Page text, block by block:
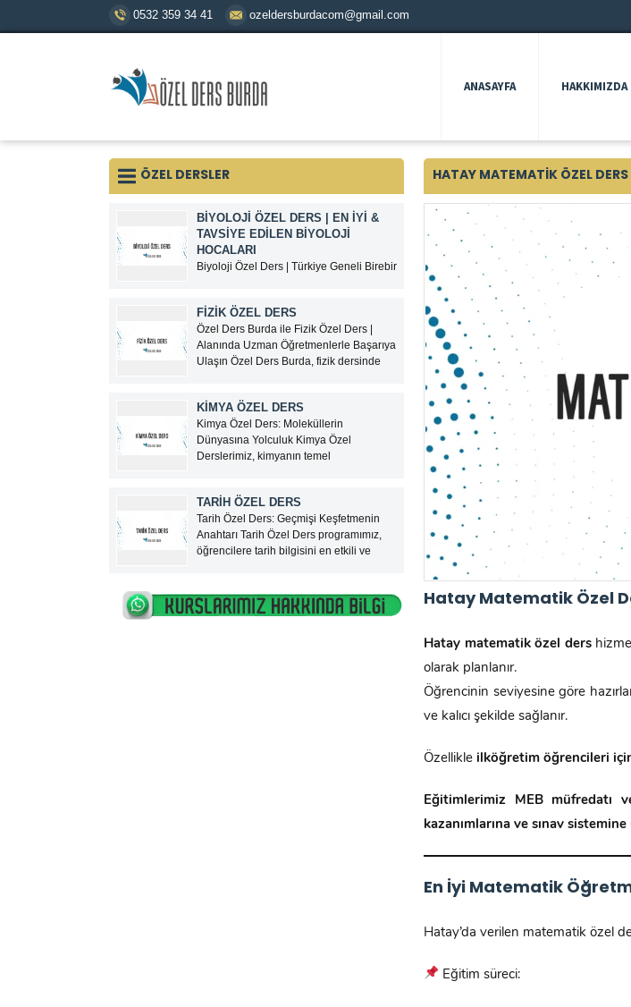
0532 359 34 41 ozeldersburdacom@gmail.com
ANASAYFA HAKKIMIZDA
HATAY MATEMATIK ÖZEL
Hatay Matematik Özel
Hatay matematik özel ders
olarak planlanır.
Öğrencinin seviyesine göre
ve kalıcı şekilde sağlanır.
Özellikle ilköğretim öğrencileri
Eğitimlerimiz MEB müfredatı
kazanımlarına ve sınav
En İyi Matematik
Hatay’da verilen matematik özel
Eğitim süreci:
ÖZEL DERSLER
BİYOLOJİ ÖZEL DERS | EN İYI &
TAVSIYE EDILEN BIYOLOJI
HOCALARI
Biyoloji Özel Ders | Türkiye Geneli Birebir
üniversite hazırlık süreçlerinde
öğrencilerin en çok zorlandığı derslerden
biridir.Ezbere dayalı gibi görünen ancak
yorum, analiz ve konu bütünlüğü
FİZİK ÖZEL DERS
Özel Ders Burda ile Fizik Özel Ders |
Alanında Uzman Öğretmenlerle Başarıya
Ulaşın Özel Ders Burda, fizik dersinde
hizmeti sunan, Türkiye genelinde
güvenilir bir özel ders platformudur.
Google ve sosyal...
KİMYA ÖZEL DERS
Kimya Özel Ders: Moleküllerin
Dünyasına Yolculuk Kimya Özel
Derslerimiz, kimyanın temel
öğrencilere derinlemesine bir öğrenim
fırsatı sunuyor. Türkiye’nin en tecrübeli
kimya öğretmenleri eşliğinde sunulan bu
eğitim programı, lise ve üniversite hazırlık
TARİH ÖZEL DERS
Tarih Özel Ders: Geçmişi Keşfetmenin
Anahtarı Tarih Özel Ders programımız,
öğrencilere tarih bilgisini en etkili ve
tarafından verilen birebir bir eğitim
sürecidir. İlköğretimden liseye, üniversite